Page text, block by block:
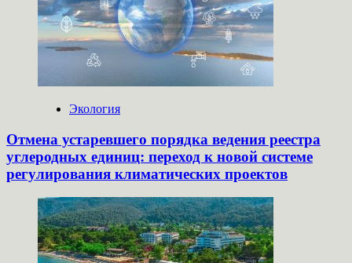
Экология
Отмена устаревшего порядка ведения реестра
углеродных единиц: переход к новой системе
регулирования климатических проектов